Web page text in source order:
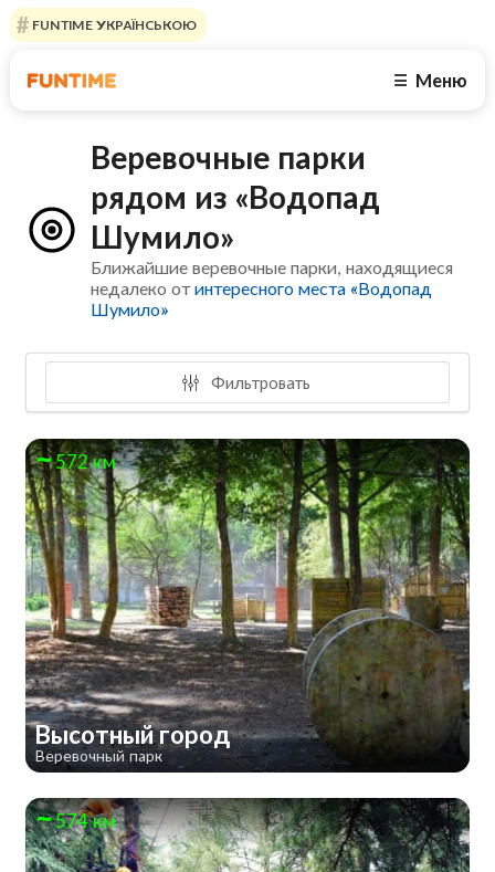
FUNTIME УКРАЇНСЬКОЮ
☰ Меню
Веревочные парки
рядом из «Водопад
Шумило»
Ближайшие веревочные парки, находящиеся
недалеко отинтересного места «Водопад
Шумило»
Фильтровать
572 км
Высотный город
Веревочный парк
574 км